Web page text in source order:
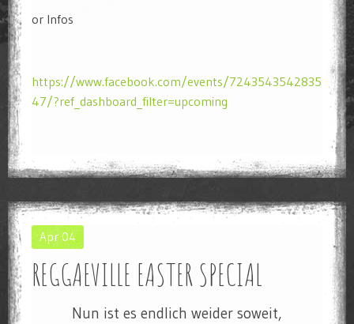
or Infos
https://www.facebook.com/events/7243543542835
47/?ref_dashboard_filter=upcoming
Apr 04
REGGAEVILLE EASTER SPECIAL
Nun ist es endlich weider soweit,